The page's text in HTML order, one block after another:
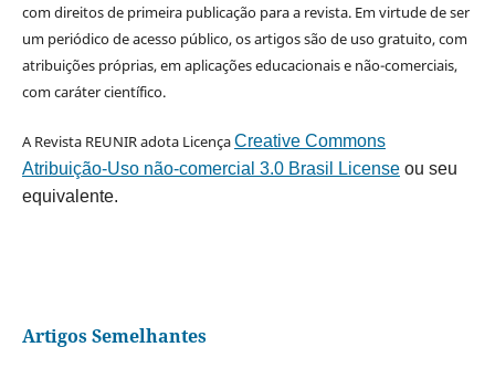
com direitos de primeira publicação para a revista. Em virtude de ser
um periódico de acesso público, os artigos são de uso gratuito, com
atribuições próprias, em aplicações educacionais e não-comerciais,
com caráter científico.
A Revista REUNIR adota LicençaCreative Commons
Atribuição-Uso não-comercial 3.0 Brasil Licenseou seu
equivalente.
Artigos Semelhantes